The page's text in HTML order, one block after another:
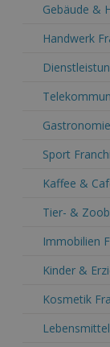
Gebäude &
Handwerk
Sport
Kaffee &
Tier- &
Immobilien
Kinder &
Kosmetik